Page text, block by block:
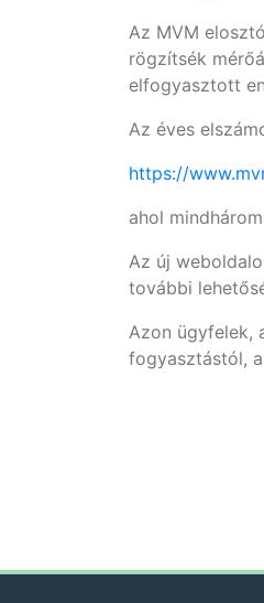
Az MVM
rögzítsék
elfogyasztott
Az éves
https://
ahol
Az új
további
Azon ügyfelek,
fogyasztástól,